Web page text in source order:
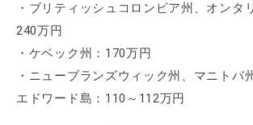
・ブリティッシュコロンビア州、オンタ
240万円
・ケベック州：170万円
・ニューブランズウィック州、マニトバ
エドワード島：110～112万円